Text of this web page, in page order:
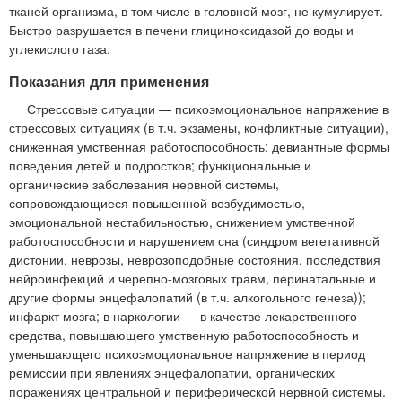
тканей организма, в том числе в головной мозг, не кумулирует.
Быстро разрушается в печени глициноксидазой до воды и
углекислого газа.
Показания для применения
Стрессовые ситуации — психоэмоциональное напряжение в
стрессовых ситуациях (в т.ч. экзамены, конфликтные ситуации),
сниженная умственная работоспособность; девиантные формы
поведения детей и подростков; функциональные и
органические заболевания нервной системы,
сопровождающиеся повышенной возбудимостью,
эмоциональной нестабильностью, снижением умственной
работоспособности и нарушением сна (синдром вегетативной
дистонии, неврозы, неврозоподобные состояния, последствия
нейроинфекций и черепно-мозговых травм, перинатальные и
другие формы энцефалопатий (в т.ч. алкогольного генеза));
инфаркт мозга; в наркологии — в качестве лекарственного
средства, повышающего умственную работоспособность и
уменьшающего психоэмоциональное напряжение в период
ремиссии при явлениях энцефалопатии, органических
поражениях центральной и периферической нервной системы.